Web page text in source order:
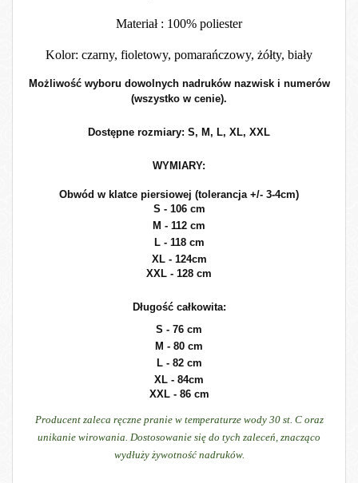
Materiał : 100% poliester
Kolor: czarny, fioletowy, pomarańczowy, żółty, biały
Możliwość wyboru dowolnych nadruków nazwisk i numerów
(wszystko w cenie).
Dostępne rozmiary: S, M, L, XL, XXL
WYMIARY:
Obwód w klatce piersiowej (tolerancja +/- 3-4cm)
S - 106 cm
M - 112 cm
L - 118 cm
XL - 124cm
XXL - 128 cm
Długość całkowita:
S - 76 cm
M - 80 cm
L - 82 cm
XL - 84cm
XXL - 86 cm
Producent zaleca ręczne pranie w temperaturze wody 30 st. C oraz
unikanie wirowania. Dostosowanie się do tych zaleceń, znacząco
wydłuży żywotność nadruków.